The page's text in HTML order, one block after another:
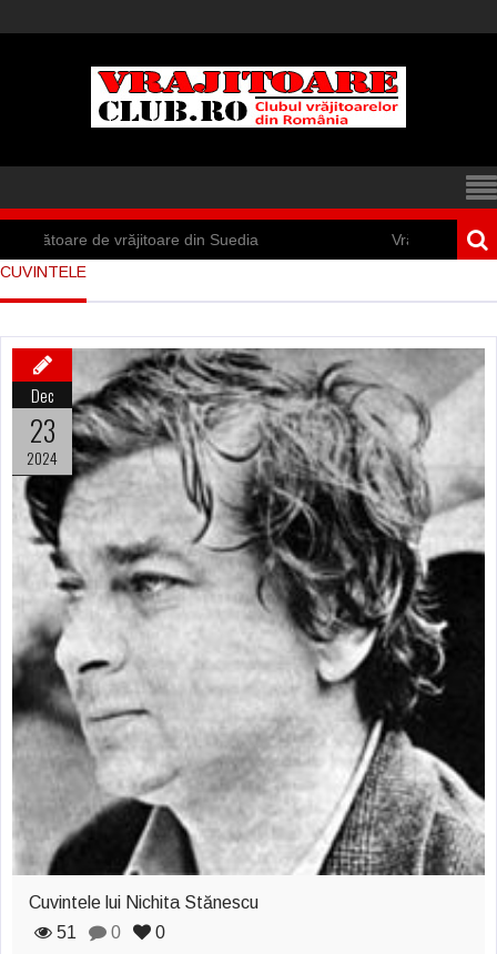
din Suedia
Vrăjitoare zburătoare în Mexic
CUVINTELE
Dec
23
2024
Cuvintele lui Nichita Stănescu
51
0
0